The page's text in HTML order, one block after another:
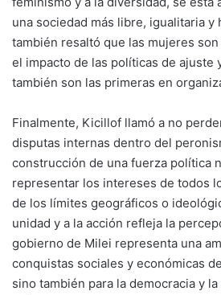
una sociedad más libre, igualitaria y
también resaltó que las mujeres
el impacto de las políticas de ajuste
también son las primeras en
Finalmente, Kicillof llamó a no
disputas internas dentro del
construcción de una fuerza política
representar los intereses de todos
de los límites geográficos o
unidad y a la acción refleja la
gobierno de Milei representa una
conquistas sociales y económicas
sino también para la democracia y